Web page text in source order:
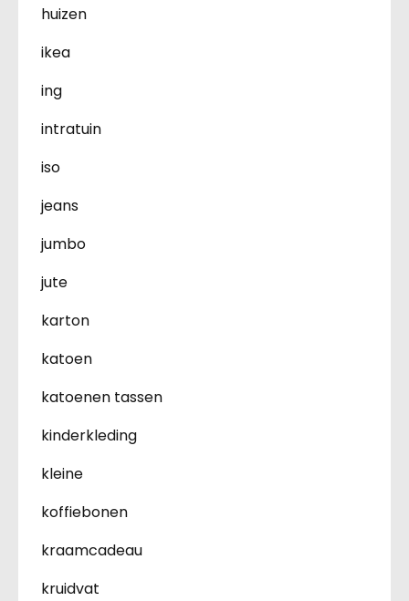
huizen
ikea
ing
intratuin
iso
jeans
jumbo
jute
karton
katoen
katoenen tassen
kinderkleding
kleine
koffiebonen
kraamcadeau
kruidvat